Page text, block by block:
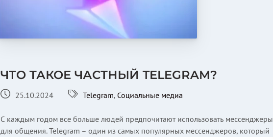
ЧТО ТАКОЕ ЧАСТНЫЙ TELEGRAM?
25.10.2024 Telegram, Социальные медиа
С каждым годом все больше людей предпочитают использовать мессенджеры
для общения. Telegram – один из самых популярных мессенджеров, который